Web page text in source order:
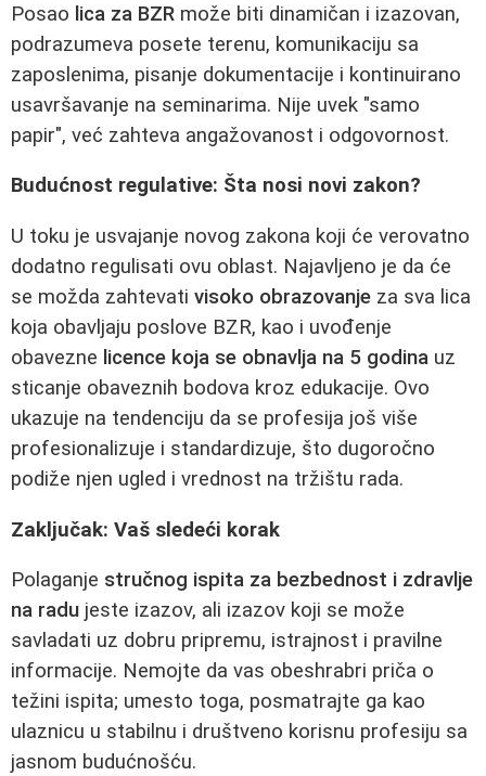
Posao lica za BZR može biti dinamičan i izazovan,
podrazumeva posete terenu, komunikaciju sa
zaposlenima, pisanje dokumentacije i kontinuirano
usavršavanje na seminarima. Nije uvek "samo
papir", već zahteva angažovanost i odgovornost.
Budućnost regulative: Šta nosi novi zakon?
U toku je usvajanje novog zakona koji će verovatno
dodatno regulisati ovu oblast. Najavljeno je da će
se možda zahtevati visoko obrazovanje za sva lica
koja obavljaju poslove BZR, kao i uvođenje
obavezne licence koja se obnavlja na 5 godina uz
sticanje obaveznih bodova kroz edukacije. Ovo
ukazuje na tendenciju da se profesija još više
profesionalizuje i standardizuje, što dugoročno
podiže njen ugled i vrednost na tržištu rada.
Zaključak: Vaš sledeći korak
Polaganje stručnog ispita za bezbednost i zdravlje
na radu jeste izazov, ali izazov koji se može
savladati uz dobru pripremu, istrajnost i pravilne
informacije. Nemojte da vas obeshrabri priča o
težini ispita; umesto toga, posmatrajte ga kao
ulaznicu u stabilnu i društveno korisnu profesiju sa
jasnom budućnošću.